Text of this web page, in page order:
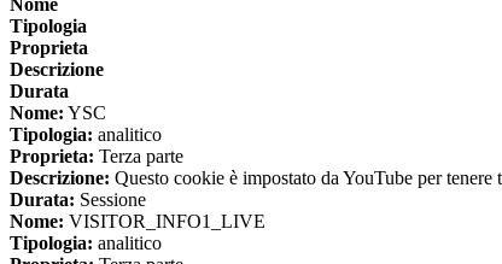
Nome
Tipologia
Proprieta
Descrizione
Durata
Nome: YSC
Tipologia: analitico
Proprieta: Terza parte
Descrizione: Questo cookie è impostato da YouTube per
Durata: Sessione
Nome: VISITOR_INFO1_LIVE
Tipologia: analitico